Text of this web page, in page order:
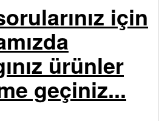
için
ürünler
geçiniz...